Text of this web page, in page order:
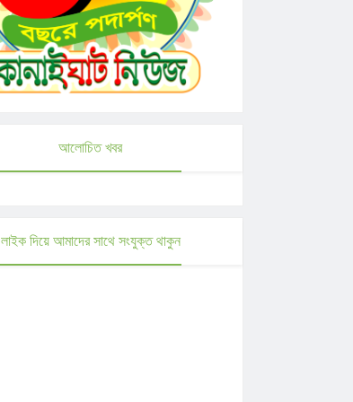
আলোচিত খবর
লাইক দিয়ে আমাদের সাথে সংযুক্ত থাকুন